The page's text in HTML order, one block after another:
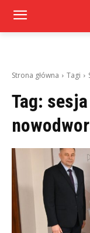
Strona główna Tagi
Tag: